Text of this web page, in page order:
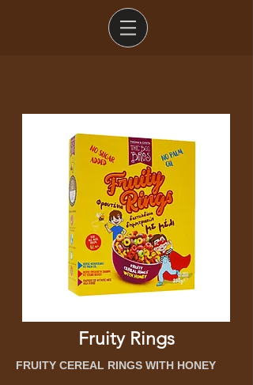
Fruity Rings
FRUITY CEREAL RINGS WITH HONEY